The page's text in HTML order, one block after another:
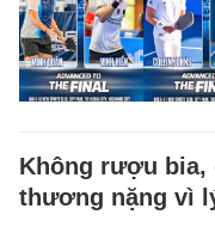
Không rượu bia,
thương nặng vì